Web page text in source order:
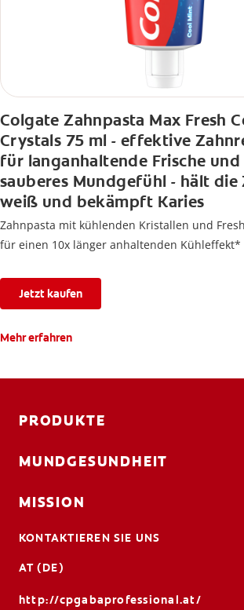
Colgate Zahnpasta Max Fresh
Crystals 75 ml - effektive
für langanhaltende Frische und
sauberes Mundgefühl - hält die
weiß und bekämpft Karies
Zahnpasta mit kühlenden Kristallen und
für einen 10x länger anhaltenden Kühleffekt*
Jetzt kaufen
Mehr erfahren
PRODUKTE
MUNDGESUNDHEIT
MISSION
KONTAKTIEREN SIE UNS
AT (DE)
http://cpgabaprofessional.at/